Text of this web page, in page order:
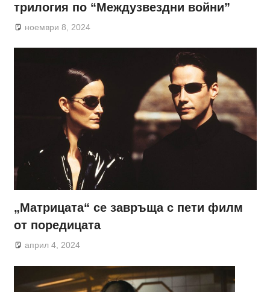
трилогия по “Междузвездни войни”
ноември 8, 2024
„Матрицата“ се завръща с пети филм
от поредицата
април 4, 2024